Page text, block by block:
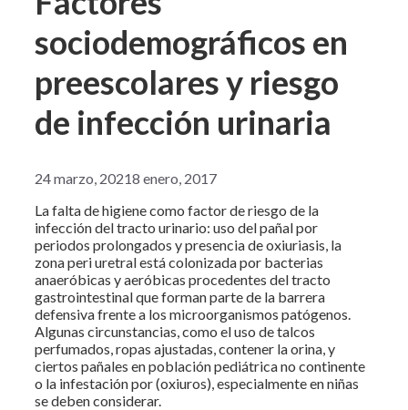
sociodemográficos en
preescolares y riesgo
de infección urinaria
24 marzo, 20218 enero, 2017
La falta de higiene como factor de riesgo de la
infección del tracto urinario: uso del pañal por
periodos prolongados y presencia de oxiuriasis, la
zona peri uretral está colonizada por bacterias
anaeróbicas y aeróbicas procedentes del tracto
gastrointestinal que forman parte de la barrera
defensiva frente a los microorganismos patógenos.
Algunas circunstancias, como el uso de talcos
perfumados, ropas ajustadas, contener la orina, y
ciertos pañales en población pediátrica no continente
o la infestación por (oxiuros), especialmente en niñas
se deben considerar.